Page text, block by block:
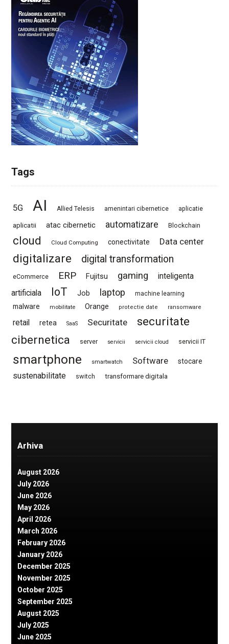
Tags
5G AI Allied Telesis amenintari cibernetice aplicatie
aplicatii atac cibernetic automatizare Blockchain
cloud Cloud Computing conectivitate Data center
digitalizare digital transformation
eCommerce ERP Fujitsu gaming
inteligenta
artificiala
IoT Job laptop machine learning
malware mobilitate Orange protectie date ransomware
retail retea SaaS Securitate
securitate
cibernetica
server servicii servicii cloud servicii IT
smartphone smartwatch Software stocare
sustenabilitate switch transformare digitala
Arhiva
August 2026
July 2026
June 2026
May 2026
April 2026
March 2026
February 2026
January 2026
December 2025
November 2025
October 2025
September 2025
August 2025
July 2025
June 2025